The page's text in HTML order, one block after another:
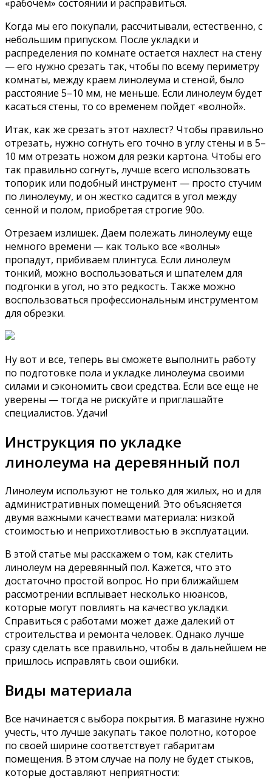
«рабочем» состоянии и расправиться.
Когда мы его покупали, рассчитывали, естественно, с
небольшим припуском. После укладки и
распределения по комнате остается нахлест на стену
— его нужно срезать так, чтобы по всему периметру
комнаты, между краем линолеума и стеной, было
расстояние 5–10 мм, не меньше. Если линолеум будет
касаться стены, то со временем пойдет «волной».
Итак, как же срезать этот нахлест? Чтобы правильно
отрезать, нужно согнуть его точно в углу стены и в 5–
10 мм отрезать ножом для резки картона. Чтобы его
так правильно согнуть, лучше всего использовать
топорик или подобный инструмент — просто стучим
по линолеуму, и он жестко садится в угол между
сенной и полом, приобретая строгие 90о.
Отрезаем излишек. Даем полежать линолеуму еще
немного времени — как только все «волны»
пропадут, прибиваем плинтуса. Если линолеум
тонкий, можно воспользоваться и шпателем для
подгонки в угол, но это редкость. Также можно
воспользоваться профессиональным инструментом
для обрезки.
Ну вот и все, теперь вы сможете выполнить работу
по подготовке пола и укладке линолеума своими
силами и сэкономить свои средства. Если все еще не
уверены — тогда не рискуйте и приглашайте
специалистов. Удачи!
Инструкция по укладке
линолеума на деревянный пол
Линолеум используют не только для жилых, но и для
административных помещений. Это объясняется
двумя важными качествами материала: низкой
стоимостью и неприхотливостью в эксплуатации.
В этой статье мы расскажем о том, как стелить
линолеум на деревянный пол. Кажется, что это
достаточно простой вопрос. Но при ближайшем
рассмотрении всплывает несколько нюансов,
которые могут повлиять на качество укладки.
Справиться с работами может даже далекий от
строительства и ремонта человек. Однако лучше
сразу сделать все правильно, чтобы в дальнейшем не
пришлось исправлять свои ошибки.
Виды материала
Все начинается с выбора покрытия. В магазине нужно
учесть, что лучше закупать такое полотно, которое
по своей ширине соответствует габаритам
помещения. В этом случае на полу не будет стыков,
которые доставляют неприятности: